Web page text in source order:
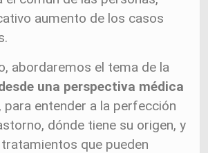
aumento de los casos
abordaremos el tema de la
una perspectiva médica
, para entender a la perfección
dónde tiene su origen, y
que pueden